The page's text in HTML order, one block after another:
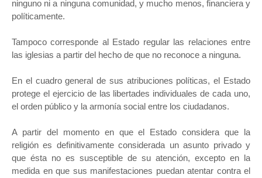
ninguno ni a ninguna comunidad, y mucho menos, financiera y
políticamente.
Tampoco corresponde al Estado regular las relaciones entre
las iglesias a partir del hecho de que no reconoce a ninguna.
En el cuadro general de sus atribuciones políticas, el Estado
protege el ejercicio de las libertades individuales de cada uno,
el orden público y la armonía social entre los ciudadanos.
A partir del momento en que el Estado considera que la
religión es definitivamente considerada un asunto privado y
que ésta no es susceptible de su atención, excepto en la
medida en que sus manifestaciones puedan atentar contra el